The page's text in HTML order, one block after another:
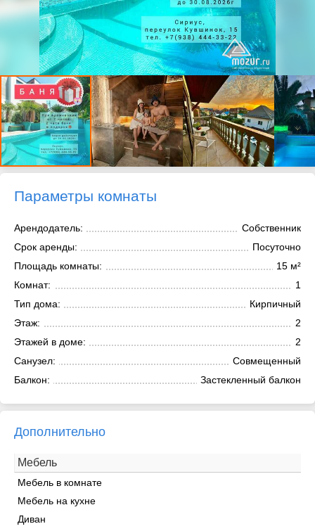
Параметры комнаты
Арендодатель:
Собственник
Срок аренды:
Посуточно
Площадь комнаты:
15 м²
Комнат:
1
Тип дома:
Кирпичный
Этаж:
2
Этажей в доме:
2
Санузел:
Совмещенный
Балкон:
Застекленный балкон
Дополнительно
Мебель
Мебель в комнате
Мебель на кухне
Диван